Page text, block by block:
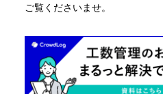
ご覧くださいませ。